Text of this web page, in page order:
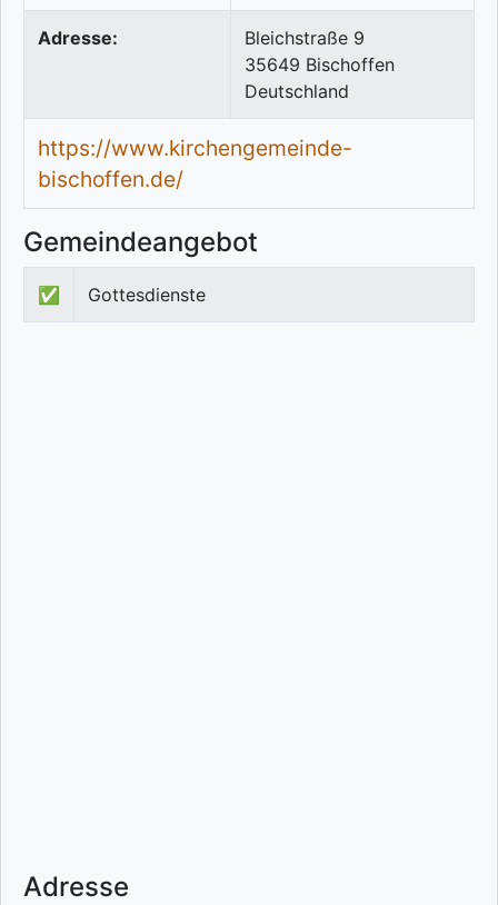
Adresse:
Bleichstraße 9
35649 Bischoffen
Deutschland
https://www.kirchengemeinde-
bischoffen.de/
Gemeindeangebot
✅ Gottesdienste
Adresse